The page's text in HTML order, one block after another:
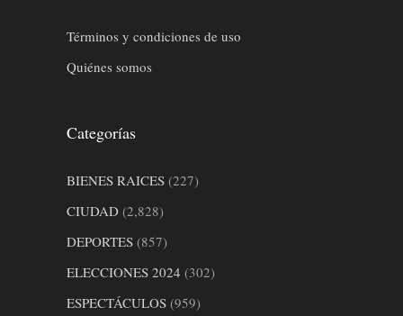
Términos y condiciones de uso
Quiénes somos
Categorías
BIENES RAICES (227)
CIUDAD (2,828)
DEPORTES (857)
ELECCIONES 2024 (302)
ESPECTÁCULOS (959)